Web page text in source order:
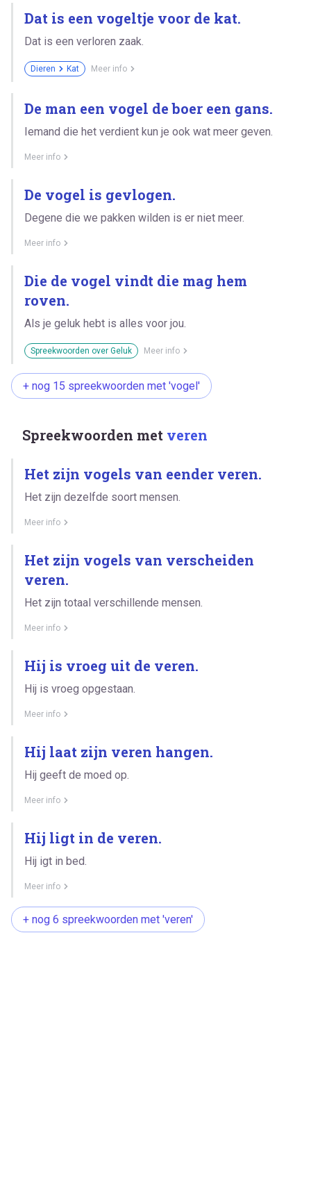
Dat is een vogeltje voor de kat.
Dat is een verloren zaak.
Dieren Kat Meer info
De man een vogel de boer een gans.
Iemand die het verdient kun je ook wat meer geven.
Meer info
De vogel is gevlogen.
Degene die we pakken wilden is er niet meer.
Meer info
Die de vogel vindt die mag hem
roven.
Als je geluk hebt is alles voor jou.
Spreekwoorden over Geluk Meer info
+ nog 15 spreekwoorden met 'vogel'
Spreekwoorden met veren
Het zijn vogels van eender veren.
Het zijn dezelfde soort mensen.
Meer info
Het zijn vogels van verscheiden
veren.
Het zijn totaal verschillende mensen.
Meer info
Hij is vroeg uit de veren.
Hij is vroeg opgestaan.
Meer info
Hij laat zijn veren hangen.
Hij geeft de moed op.
Meer info
Hij ligt in de veren.
Hij igt in bed.
Meer info
+ nog 6 spreekwoorden met 'veren'